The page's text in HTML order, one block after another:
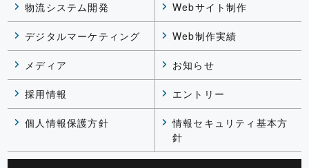
物流システム開発 Webサイト制作
デジタルマーケティング Web制作実績
メディア お知らせ
採用情報 エントリー
個人情報保護方針
情報セキュリティ基本方
針